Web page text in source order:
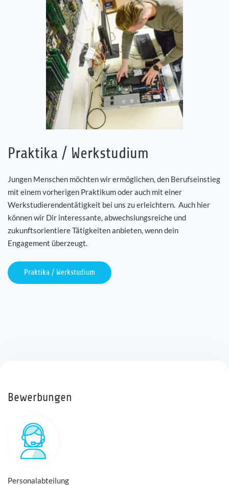
Praktika / Werkstudium
Jungen Menschen möchten wir ermöglichen, den Berufseinstieg
mit einem vorherigen Praktikum oder auch mit einer
Werkstudierendentätigkeit bei uns zu erleichtern. Auch hier
können wir Dir interessante, abwechslungsreiche und
zukunftsorientiere Tätigkeiten anbieten, wenn dein
Engagement überzeugt.
Praktika / Werkstudium
Bewerbungen
Personalabteilung